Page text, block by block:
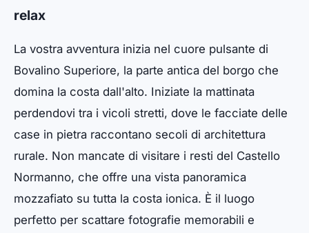
relax
La vostra avventura inizia nel cuore pulsante di
Bovalino Superiore, la parte antica del borgo che
domina la costa dall'alto. Iniziate la mattinata
perdendovi tra i vicoli stretti, dove le facciate delle
case in pietra raccontano secoli di architettura
rurale. Non mancate di visitare i resti del Castello
Normanno, che offre una vista panoramica
mozzafiato su tutta la costa ionica. È il luogo
perfetto per scattare fotografie memorabili e